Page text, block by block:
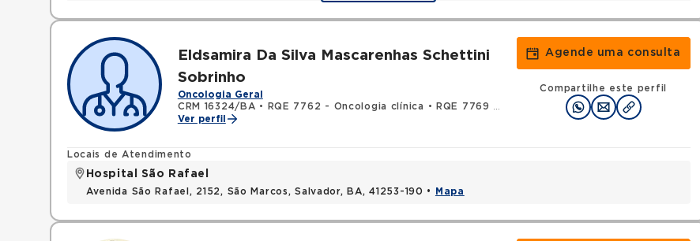
Eldsamira Da Silva Mascarenhas Schettini
Sobrinho
Oncologia Geral
CRM 16324/BA • RQE 7762 - Oncologia clínica •
RQE 7769 - Clínica médica
Ver perfil
Agende uma consulta
Compartilhe este perfil
Locais de Atendimento
Hospital São Rafael
Avenida São Rafael, 2152, São Marcos, Salvador, BA, 41253-190 • Mapa